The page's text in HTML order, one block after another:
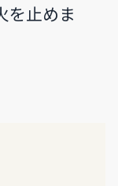
を止めま